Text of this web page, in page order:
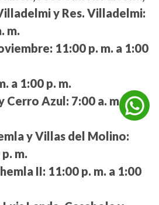
y Res. Villadelmi:
m.
11:00 p. m. a 1:00
a 1:00 p. m.
Cerro Azul: 7:00 a. m. a
y Villas del Molino:
m.
II: 11:00 p. m. a 1:00